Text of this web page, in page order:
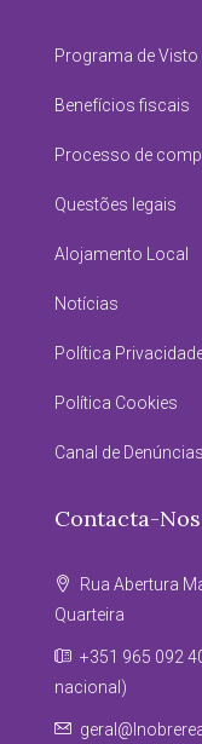
Programa de
Benefícios fiscais
Processo de
Questões legais
Alojamento Local
Notícias
Política
Política Cookies
Canal de Denúncias
Contacta-Nos
Rua Abertura
Quarteira
+351 965 092
nacional)